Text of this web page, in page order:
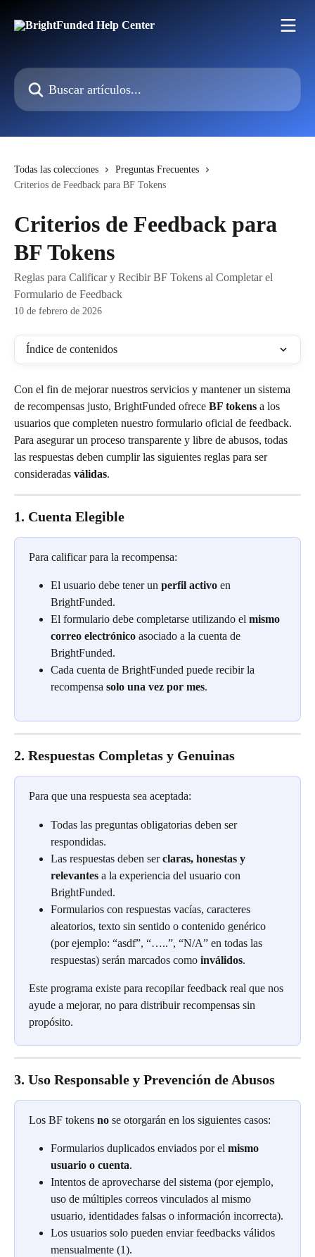
Buscar artículos...
Todas las colecciones
Preguntas Frecuentes
Criterios de Feedback para BF Tokens
Criterios de Feedback para
BF Tokens
Reglas para Calificar y Recibir BF Tokens al Completar el
Formulario de Feedback
10 de febrero de 2026
Índice de contenidos
Con el fin de mejorar nuestros servicios y mantener un sistema
de recompensas justo, BrightFunded ofrece BF tokens a los
usuarios que completen nuestro formulario oficial de feedback.
Para asegurar un proceso transparente y libre de abusos, todas
las respuestas deben cumplir las siguientes reglas para ser
consideradas válidas.
1. Cuenta Elegible
Para calificar para la recompensa:
El usuario debe tener un perfil activo en
BrightFunded.
El formulario debe completarse utilizando el mismo
correo electrónico asociado a la cuenta de
BrightFunded.
Cada cuenta de BrightFunded puede recibir la
recompensa solo una vez por mes.
2. Respuestas Completas y Genuinas
Para que una respuesta sea aceptada:
Todas las preguntas obligatorias deben ser
respondidas.
Las respuestas deben ser claras, honestas y
relevantes a la experiencia del usuario con
BrightFunded.
Formularios con respuestas vacías, caracteres
aleatorios, texto sin sentido o contenido genérico
(por ejemplo: “asdf”, “…..”, “N/A” en todas las
respuestas) serán marcados como inválidos.
Este programa existe para recopilar feedback real que nos
ayude a mejorar, no para distribuir recompensas sin
propósito.
3. Uso Responsable y Prevención de Abusos
Los BF tokens no se otorgarán en los siguientes casos:
Formularios duplicados enviados por el mismo
usuario o cuenta.
Intentos de aprovecharse del sistema (por ejemplo,
uso de múltiples correos vinculados al mismo
usuario, identidades falsas o información incorrecta).
Los usuarios solo pueden enviar feedbacks válidos
mensualmente (1).